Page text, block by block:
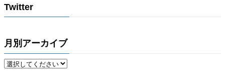
Twitter
月別アーカイブ